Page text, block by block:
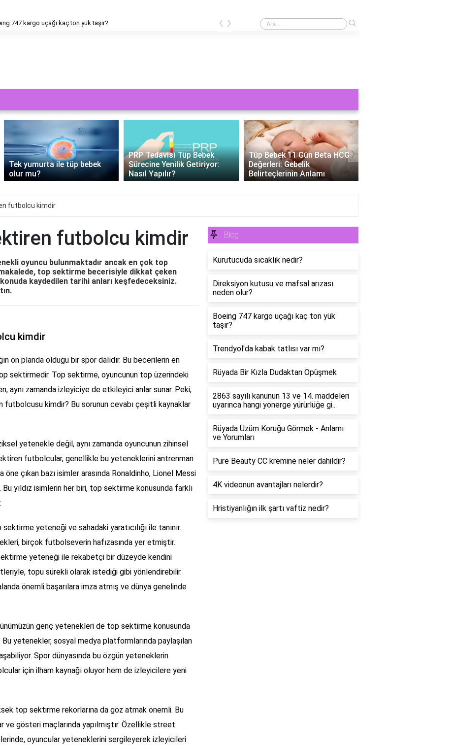
747 kargo uçağı kaç ton yük taşır? Boeing 747 kargo uçağı kaç ton yük taşır?
‹ ›
Tek yumurta ile tüp bebek
olur mu?
PRP Tedavisi Tüp Bebek
Sürecine Yenilik Getiriyor:
Nasıl Yapılır?
Tüp Bebek 11 Gün Beta HCG
Değerleri: Gebelik
Belirteçlerinin Anlamı
›
futbolcu kimdir
futbolcu kimdir
oyuncu bulunmaktadır ancak en çok top
top sektirme becerisiyle dikkat çeken
kaydedilen tarihi anları keşfedeceksiniz.
kimdir
ön planda olduğu bir spor dalıdır. Bu becerilerin en
sektirmedir. Top sektirme, oyuncunun top üzerindeki
aynı zamanda izleyiciye de etkileyici anlar sunar. Peki,
kimdir? Bu sorunun cevabı çeşitli kaynaklar
yetenekle değil, aynı zamanda oyuncunun zihinsel
futbolcular, genellikle bu yeteneklerini antrenman
çıkan bazı isimler arasında Ronaldinho, Lionel Messi
yıldız isimlerin her biri, top sektirme konusunda farklı
yeteneği ve sahadaki yaratıcılığı ile tanınır.
birçok futbolseverin hafızasında yer etmiştir.
yeteneği ile rekabetçi bir düzeyde kendini
topu sürekli olarak istediği gibi yönlendirebilir.
önemli başarılara imza atmış ve dünya genelinde
genç yetenekleri de top sektirme konusunda
yetenekler, sosyal medya platformlarında paylaşılan
Spor dünyasında bu özgün yeteneklerin
için ilham kaynağı oluyor hem de izleyicilere yeni
top sektirme rekorlarına da göz atmak önemli. Bu
ve gösteri maçlarında yapılmıştır. Özellikle street
oyuncular yeteneklerini sergileyerek izleyicileri
Blog
Kurutucuda sıcaklık nedir?
Direksiyon kutusu ve mafsal arızası
neden olur?
Boeing 747 kargo uçağı kaç ton yük
taşır?
Trendyol'da kabak tatlısı var mı?
Rüyada Bir Kızla Dudaktan Öpüşmek
2863 sayılı kanunun 13 ve 14. maddeleri
uyarınca hangi yönerge yürürlüğe gi..
Rüyada Üzüm Koruğu Görmek - Anlamı
ve Yorumları
Pure Beauty CC kremine neler dahildir?
4K videonun avantajları nelerdir?
Hristiyanlığın ilk şartı vaftiz nedir?